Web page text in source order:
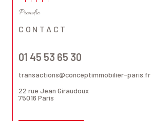
Prendre
CONTACT
01 45 53 65 30
transactions@conceptimmobilier-paris.fr
22 rue Jean Giraudoux
75016
Paris